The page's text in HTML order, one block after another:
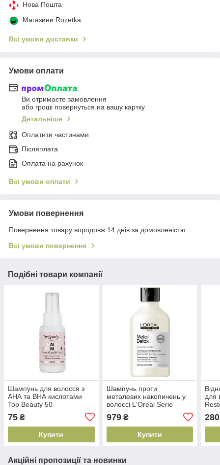
Нова Пошта
Магазини Rozetka
Всі умови доставки
Умови оплати
Ви отримаєте замовлення
або гроші повернуться на вашу картку
Детальніше
Оплатити частинами
Післяплата
Оплата на рахунок
Всі умови оплати
Умови повернення
Повернення товару впродовж 14 днів за домовленістю
Всі умови повернення
Подібні товари компанії
Шампунь для волосся з
АНА та ВНА кислотами
Top Beauty 50
75 ₴
Купити
Шампунь проти
металевих накопичень у
волоссі L'Oreal Serie
Expert Metal Detox, 300 мл
(30158078)
979₴
Купити
для
280
Акційні пропозиції та новинки